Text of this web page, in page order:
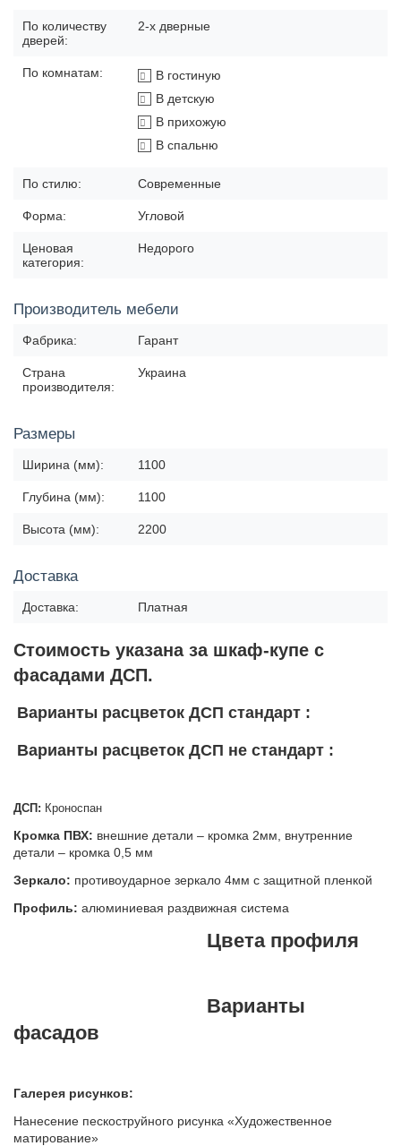
По количеству
дверей:
2-х дверные
По комнатам:
В гостиную
В детскую
В прихожую
В спальню
По стилю: Современные
Форма: Угловой
Ценовая
категория:
Недорого
Производитель мебели
Фабрика: Гарант
Страна
производителя:
Украина
Размеры
Ширина (мм): 1100
Глубина (мм): 1100
Высота (мм): 2200
Доставка
Доставка: Платная
Стоимость указана за шкаф-купе с
фасадами ДСП.
Варианты расцветок ДСП стандарт :
Варианты расцветок ДСП не стандарт :
ДСП: Кроноспан
Кромка ПВХ: внешние детали – кромка 2мм, внутренние
детали – кромка 0,5 мм
Зеркало: противоударное зеркало 4мм с защитной пленкой
Профиль: алюминиевая раздвижная система
Цвета профиля
Варианты
фасадов
Галерея рисунков:
Нанесение пескоструйного рисунка «Художественное
матирование»